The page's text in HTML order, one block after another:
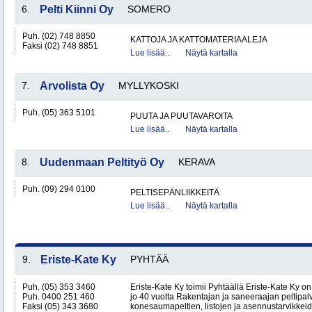
6. Pelti Kiinni Oy SOMERO
Puh. (02) 748 8850
Faksi (02) 748 8851
KATTOJA JA KATTOMATERIAALEJA
Lue lisää..
Näytä kartalla
7. Arvolista Oy MYLLYKOSKI
Puh. (05) 363 5101
PUUTA JA PUUTAVAROITA
Lue lisää..
Näytä kartalla
8. Uudenmaan Peltityö Oy KERAVA
Puh. (09) 294 0100
PELTISEPÄNLIIKKEITÄ
Lue lisää..
Näytä kartalla
9. Eriste-Kate Ky PYHTÄÄ
Puh. (05) 353 3460
Puh. 0400 251 460
Faksi (05) 343 3680
Eriste-Kate Ky toimii Pyhtäällä Eriste-Kate Ky
jo 40 vuotta Rakentajan ja saneeraajan
konesaumapeltien, listojen ja